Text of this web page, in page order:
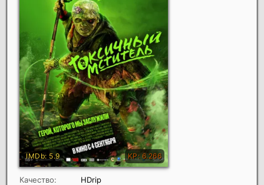
Качество:
HDrip